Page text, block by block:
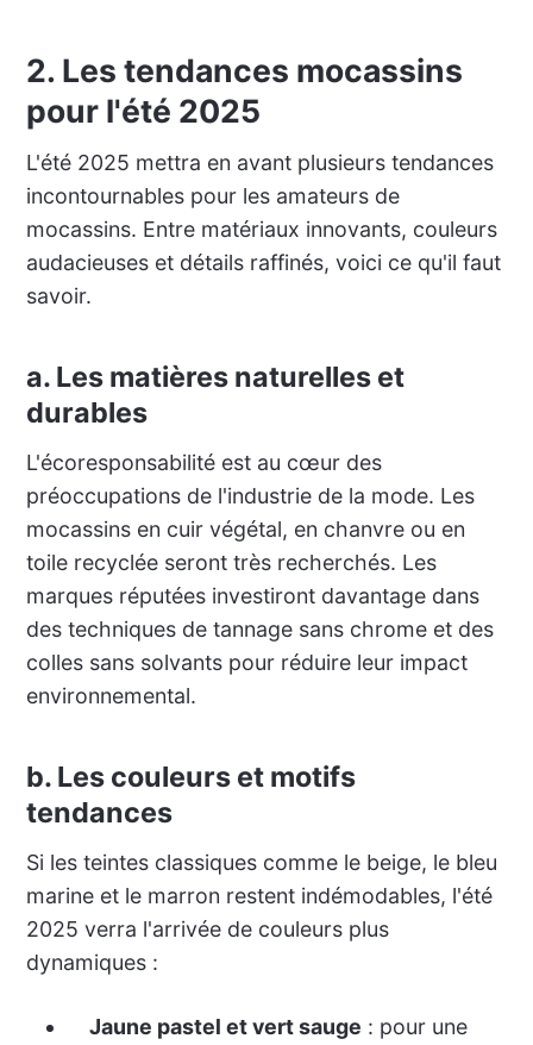
2. Les tendances mocassins
pour l'été 2025
L'été 2025 mettra en avant plusieurs tendances
incontournables pour les amateurs de
mocassins. Entre matériaux innovants, couleurs
audacieuses et détails raffinés, voici ce qu'il faut
savoir.
a. Les matières naturelles et
durables
L'écoresponsabilité est au cœur des
préoccupations de l'industrie de la mode. Les
mocassins en cuir végétal, en chanvre ou en
toile recyclée seront très recherchés. Les
marques réputées investiront davantage dans
des techniques de tannage sans chrome et des
colles sans solvants pour réduire leur impact
environnemental.
b. Les couleurs et motifs
tendances
Si les teintes classiques comme le beige, le bleu
marine et le marron restent indémodables, l'été
2025 verra l'arrivée de couleurs plus
dynamiques :
Jaune pastel et vert sauge : pour une